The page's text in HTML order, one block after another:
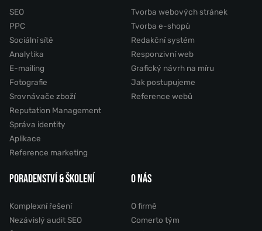
SEO
PPC
Sociální sítě
Analytika
E-mailing
Fotografie
Srovnávače zboží
Reputation Management
Správa identity
Aplikace
Reference marketing
Tvorba webových stránek
Tvorba e-shopů
Redakční systém
Responzivní web
Grafický návrh na míru
Jak postupujeme
Reference webů
PORADENSTVÍ & ŠKOLENÍ
Komplexní řešení
Nezávislý audit SEO
O NÁS
O firmě
Comerto tým